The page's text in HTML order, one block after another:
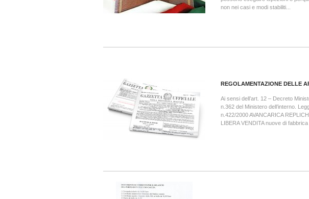
non nei casi e modi stabiliti...
REGOLAMENTAZIONE DELLE
Ai sensi dell’art. 12 – Decreto
n.362 del Ministero dell’interno.
n.422/2000 AVANCARICA
LIBERA VENDITA nuove di fabbrica